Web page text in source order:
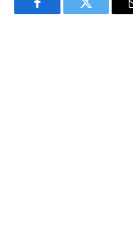
FacebookTwitter